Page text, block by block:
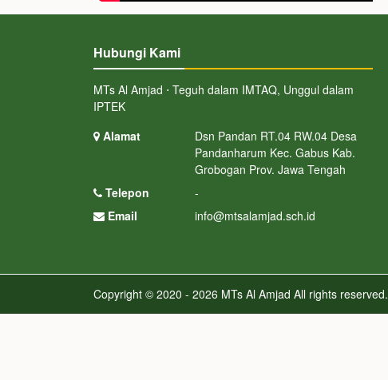
Hubungi Kami
MTs Al Amjad ⋅ Teguh dalam IMTAQ, Unggul dalam
IPTEK
Alamat
Dsn Pandan RT.04 RW.04 Desa
Pandanharum Kec. Gabus Kab.
Grobogan Prov. Jawa Tengah
Telepon
-
Email
info@mtsalamjad.sch.id
Copyright © 2020 - 2026 MTs Al Amjad All rights reserved.